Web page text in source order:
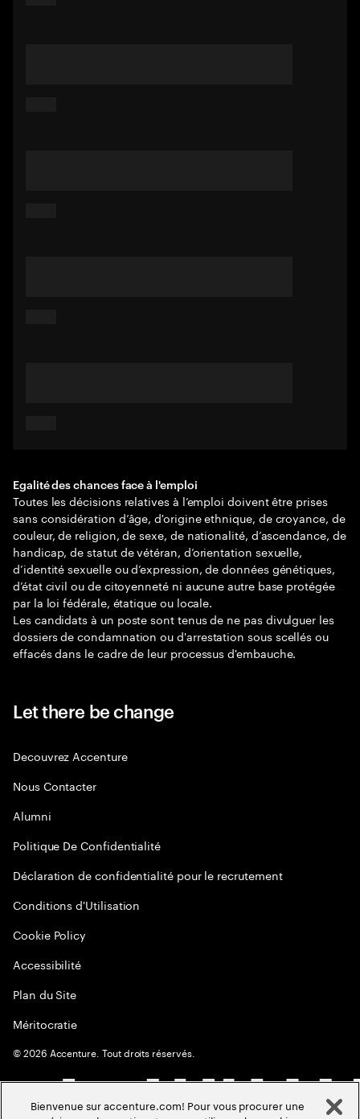
Egalité des chances face à l'emploi
Toutes les décisions relatives à l’emploi doivent être prises
sans considération d’âge, d'origine ethnique, de croyance, de
couleur, de religion, de sexe, de nationalité, d’ascendance, de
handicap, de statut de vétéran, d’orientation sexuelle,
d’identité sexuelle ou d’expression, de données génétiques,
d’état civil ou de citoyenneté ni aucune autre base protégée
par la loi fédérale, étatique ou locale.
Les candidats à un poste sont tenus de ne pas divulguer les
dossiers de condamnation ou d'arrestation sous scellés ou
effacés dans le cadre de leur processus d'embauche.
Let there be change
Decouvrez Accenture
Nous Contacter
Alumni
Politique De Confidentialité
Déclaration de confidentialité pour le recrutement
Conditions d'Utilisation
Cookie Policy
Accessibilité
Plan du Site
Méritocratie
©2026 Accenture. Tout droits réservés.
Bienvenue sur accenture.com! Pour vous procurer une